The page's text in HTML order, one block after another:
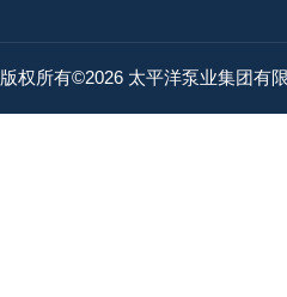
版权所有©2026 太平洋泵业集团有